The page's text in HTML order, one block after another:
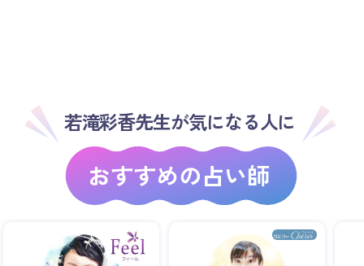
若滝彩香先生が気になる人に
おすすめの占い師